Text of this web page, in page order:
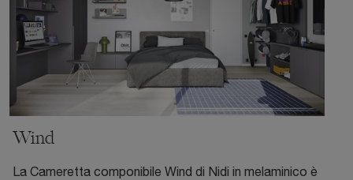
Wind
La Cameretta componibile Wind di Nidi in melaminico è